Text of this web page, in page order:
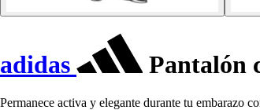
adidas Pantalón
Permanece activa y elegante durante tu embarazo